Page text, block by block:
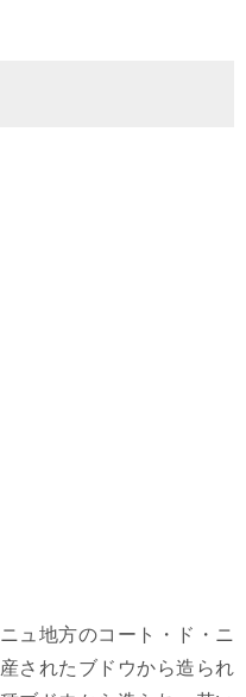
ュ地方のコート・ド・ニ
されたブドウから造られ